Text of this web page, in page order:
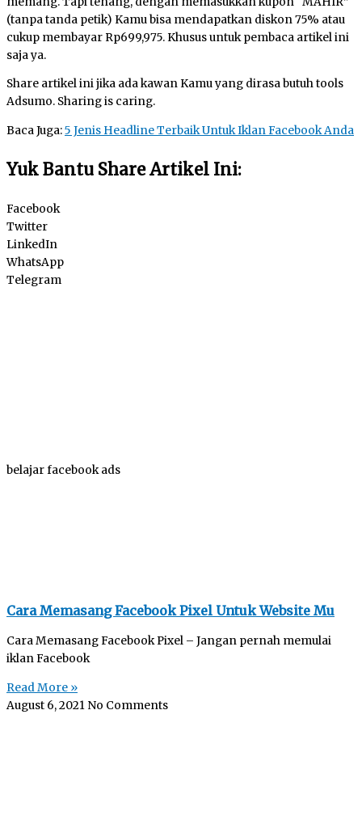
(tanpa tanda petik) Kamu bisa mendapatkan diskon 75% atau
cukup membayar Rp699,975. Khusus untuk pembaca artikel ini
saja ya.
Share artikel ini jika ada kawan Kamu yang dirasa butuh tools
Adsumo. Sharing is caring.
Baca Juga:5 Jenis Headline Terbaik Untuk Iklan Facebook Anda
Yuk Bantu Share Artikel Ini:
Facebook
Twitter
LinkedIn
WhatsApp
Telegram
belajar facebook ads
Cara Memasang Facebook Pixel Untuk Website Mu
Cara Memasang Facebook Pixel – Jangan pernah memulai
iklan Facebook
Read More »
August 6, 2021 No Comments